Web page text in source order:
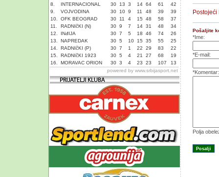
8.
INTERNACIONAL 30 13 3 14 64 61
42
9.
VOJVODINA 30 10 9 11 48 39
39
10.
OFK BEOGRAD 30 11 4 15 48 58
37
11.
RADNIčKI (N) 30 9 7 14 31 48
34
12.
INđIJA 30 7 5 18 46 74
26
13.
NAPREDAK 30 5 10 15 35 55
25
14.
RADNIčKI (P) 30 7 1 22 29 83
22
15.
RADNIčKI 1923 30 5 4 21 27 68
19
16.
MORAVAC ORION 30 3 4 23 23 107
13
powered by www.srbijasport.net
Postojeći
Pošaljite
*Ime:
*E-mail:
*Komentar:
Polja